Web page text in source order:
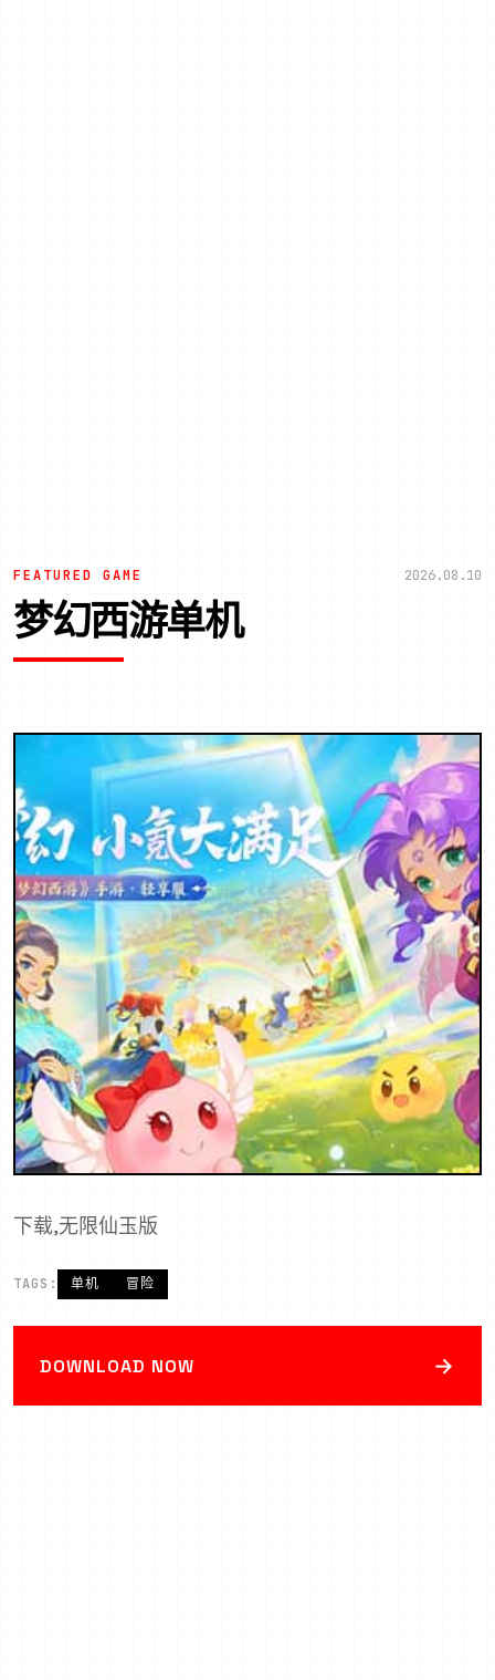
FEATURED GAME 2026.08.10
梦幻西游单机
下载,无限仙玉版
TAGS: 单机 冒险
DOWNLOAD NOW →